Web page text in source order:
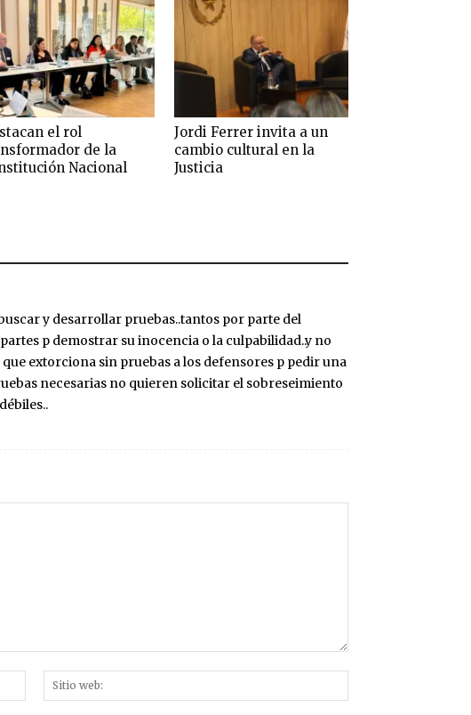
el rol
de la
Nacional
Jordi Ferrer invita a un
cambio cultural en la
Justicia
y desarrollar pruebas..tantos por parte del
p demostrar su inocencia o la culpabilidad..y no
extorciona sin pruebas a los defensores p pedir una
necesarias no quieren solicitar el sobreseimiento
Correo
electrónico:*
web: